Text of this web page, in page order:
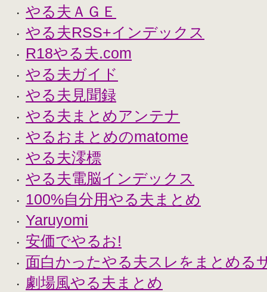
・ やる夫ＡＧＥ
・ やる夫RSS+インデックス
・ R18やる夫.com
・ やる夫ガイド
・ やる夫見聞録
・ やる夫まとめアンテナ
・ やるおまとめのmatome
・ やる夫澪標
・ やる夫電脳インデックス
・ 100%自分用やる夫まとめ
・ Yaruyomi
・ 安価でやるお!
・ 面白かったやる夫スレをまとめる
・ 劇場風やる夫まとめ